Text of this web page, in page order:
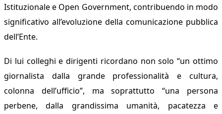
Istituzionale e Open Government, contribuendo in modo
significativo all’evoluzione della comunicazione pubblica
dell’Ente.
Di lui colleghi e dirigenti ricordano non solo “un ottimo
giornalista dalla grande professionalità e cultura,
colonna dell’ufficio”, ma soprattutto “una persona
perbene, dalla grandissima umanità, pacatezza e